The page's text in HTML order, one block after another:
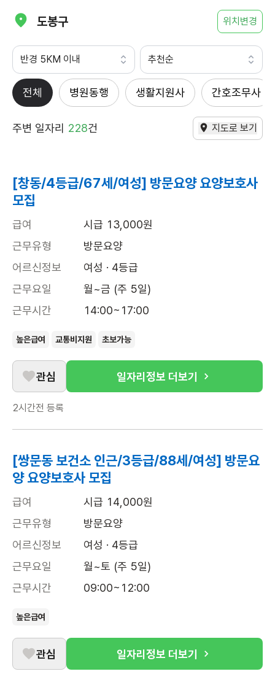
도봉구 위치변경
반경 5KM 이내 추천순
전체 병원동행 생활지원사 간호조무사
주변 일자리 228건 지도로 보기
[창동/4등급/67세/여성] 방문요양 요양보호사
모집
급여
시급 13,000원
근무유형
방문요양
어르신정보
여성 · 4등급
근무요일
월~금 (주 5일)
근무시간
14:00~17:00
높은급여 교통비지원 초보가능
관심 일자리정보 더보기
2시간전 등록
[쌍문동 보건소 인근/3등급/88세/여성] 방문요
양 요양보호사 모집
급여
시급 14,000원
근무유형
방문요양
어르신정보
여성 · 4등급
근무요일
월~토 (주 5일)
근무시간
09:00~12:00
높은급여
관심 일자리정보 더보기